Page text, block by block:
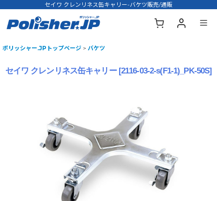
セイワ クレンリネス缶キャリー-バケツ販売/通販
ポリッシャー.JPトップページ > バケツ
セイワ クレンリネス缶キャリー [2116-03-2-s(F1-1)_PK-50S]